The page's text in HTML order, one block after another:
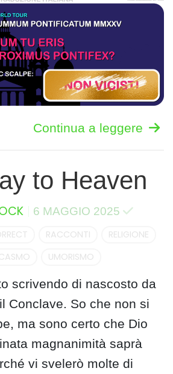
Continua a leggere
to Heaven
6 MAGGIO 2025
RACCONTI
RELIGIONE
UMORISMO
scrivendo di nascosto da
Conclave. So che non si
ma sono certo che Dio
magnanimità saprà
vi svelerò molte di